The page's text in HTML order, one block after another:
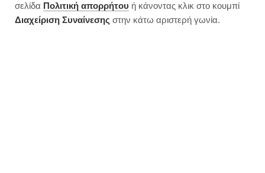
σελίδα Πολιτική απορρήτου ή κάνοντας κλικ στο κουμπί
Διαχείριση Συναίνεσης στην κάτω αριστερή γωνία.